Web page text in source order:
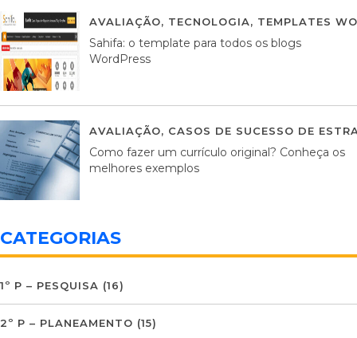
AVALIAÇÃO, TECNOLOGIA, TEMPLATES
Sahifa: o template para todos os blogs
WordPress
AVALIAÇÃO, CASOS DE SUCESSO DE
Como fazer um currículo original? Conheça os
melhores exemplos
CATEGORIAS
1º P – PESQUISA (16)
2º P – PLANEAMENTO (15)